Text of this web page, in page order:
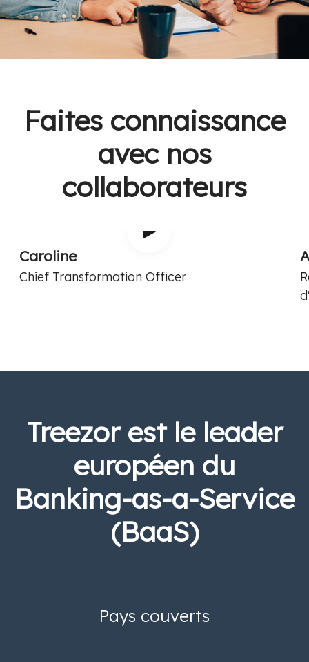
Faites connaissance
avec nos
collaborateurs
Caroline
Chief Transformation Officer
Treezor est le leader
européen du
Banking-as-a-Service
(BaaS)
Pays couverts